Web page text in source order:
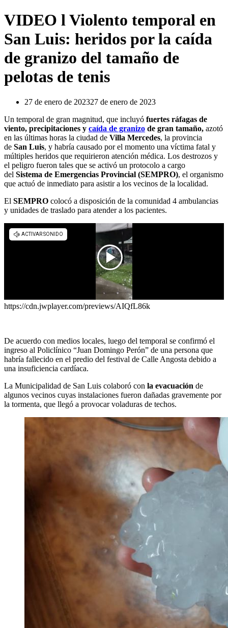
VIDEO l Violento temporal en
San Luis: heridos por la caída
de granizo del tamaño de
pelotas de tenis
27 de enero de 202327 de enero de 2023
Un temporal de gran magnitud, que incluyó fuertes ráfagas de
viento, precipitaciones y caída de granizo de gran tamaño, azotó
en las últimas horas la ciudad de Villa Mercedes, la provincia
de San Luis, y habría causado por el momento una víctima fatal y
múltiples heridos que requirieron atención médica. Los destrozos y
el peligro fueron tales que se activó un protocolo a cargo
del Sistema de Emergencias Provincial (SEMPRO), el organismo
que actuó de inmediato para asistir a los vecinos de la localidad.
El SEMPRO colocó a disposición de la comunidad 4 ambulancias
y unidades de traslado para atender a los pacientes.
https://cdn.jwplayer.com/previews/AIQfL86k
De acuerdo con medios locales, luego del temporal se confirmó el
ingreso al Policlínico “Juan Domingo Perón” de una persona que
habría fallecido en el predio del festival de Calle Angosta debido a
una insuficiencia cardíaca.
La Municipalidad de San Luis colaboró con la evacuación de
algunos vecinos cuyas instalaciones fueron dañadas gravemente por
la tormenta, que llegó a provocar voladuras de techos.